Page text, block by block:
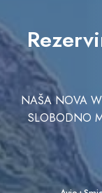
NAŠA NOVA
SLOBODNO